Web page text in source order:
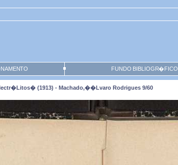
FUNDO BIBLIOGR�FICO
(1913) - Machado,��lvaro Rodrigues 9/60